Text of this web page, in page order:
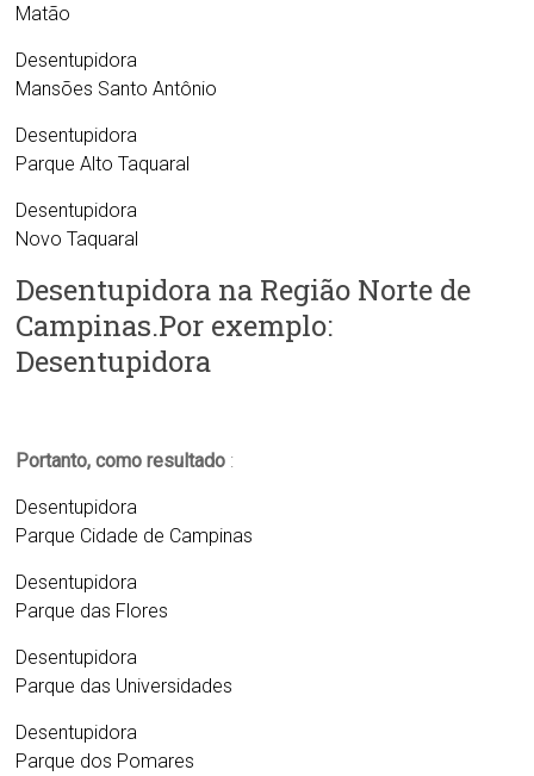
Matão
Desentupidora
Mansões Santo Antônio
Desentupidora
Parque Alto Taquaral
Desentupidora
Novo Taquaral
Desentupidora na Região Norte de
Campinas.Por exemplo:
Desentupidora
Portanto, como resultado :
Desentupidora
Parque Cidade de Campinas
Desentupidora
Parque das Flores
Desentupidora
Parque das Universidades
Desentupidora
Parque dos Pomares